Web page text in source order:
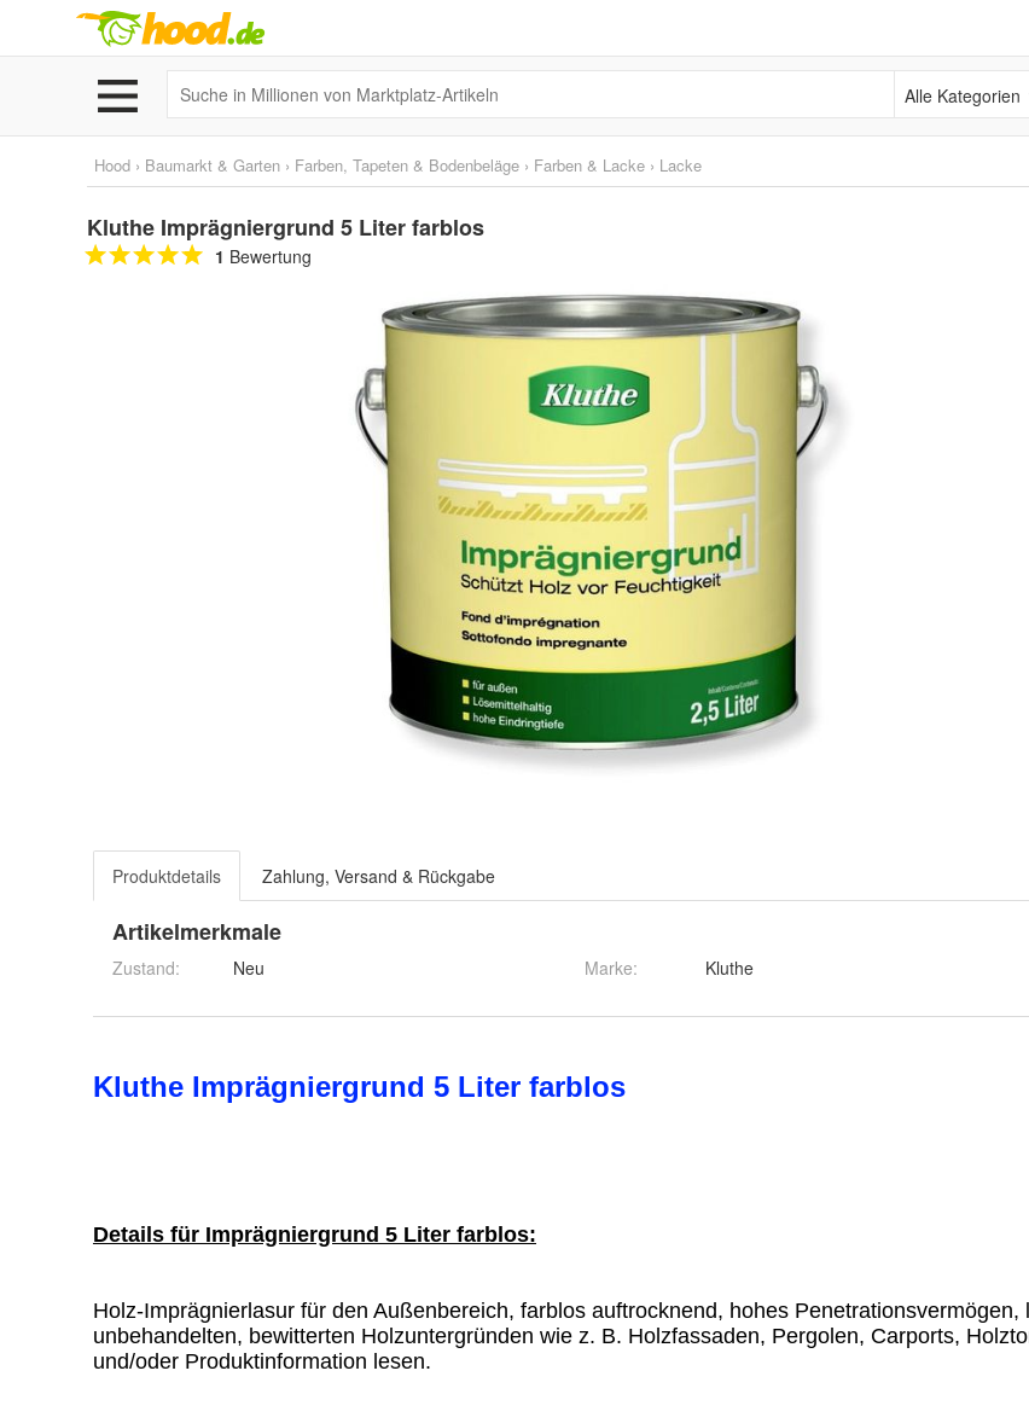
Alle Kategorien
Hood › Baumarkt & Garten › Farben, Tapeten & Bodenbeläge › Farben & Lacke › Lacke
Kluthe Imprägniergrund 5 Liter farblos
1 Bewertung
Produktdetails Zahlung, Versand & Rückgabe
Artikelmerkmale
Zustand: Neu Marke: Kluthe